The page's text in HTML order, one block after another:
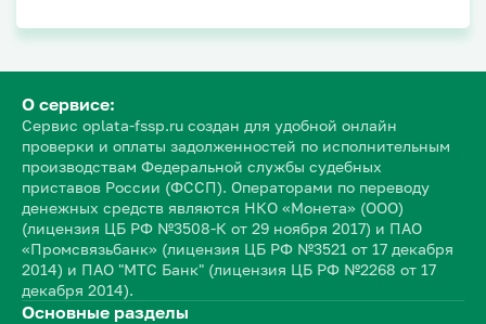
О сервисе:
Сервис oplata-fssp.ru создан для удобной онлайн
проверки и оплаты задолженностей по исполнительным
производствам Федеральной службы судебных
приставов России (ФССП). Операторами по переводу
денежных средств являются НКО «Монета» (ООО)
(лицензия ЦБ РФ №3508-К от 29 ноября 2017) и ПАО
«Промсвязьбанк» (лицензия ЦБ РФ №3521 от 17 декабря
2014) и ПАО "МТС Банк" (лицензия ЦБ РФ №2268 от 17
декабря 2014).
Основные разделы